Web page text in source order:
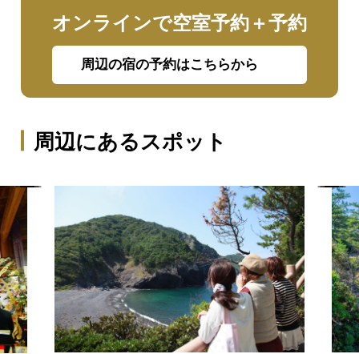
オンラインで空室予約＋予約
周辺の宿の予約はこちらから
周辺にあるスポット